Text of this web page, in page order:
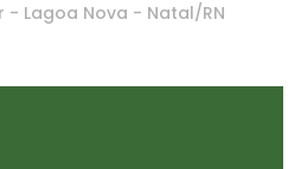
- Lagoa Nova - Natal/RN